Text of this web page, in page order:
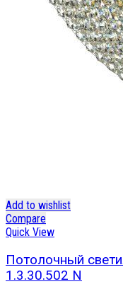
Add to wishlist
Compare
Quick View
Потолочный
1.3.30.502 N